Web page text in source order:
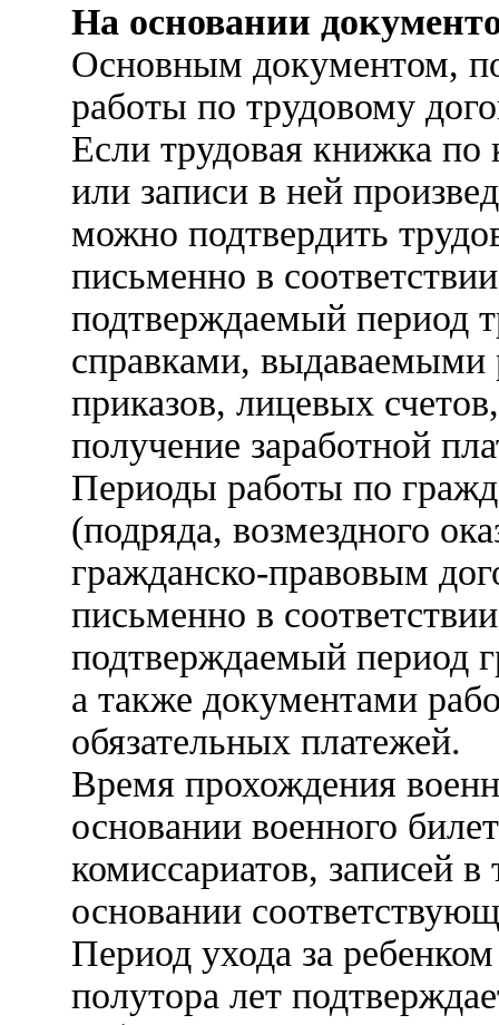
На основании
Основным документом,
работы по трудовому
Если трудовая книжка по
или записи в ней
можно подтвердить
письменно в
подтверждаемый период
справками, выдаваемыми
приказов, лицевых
получение заработной
Периоды работы по
(подряда, возмездного
гражданско-правовым
письменно в
подтверждаемый период
а также документами
обязательных платежей.
Время прохождения
основании военного
комиссариатов, записей
основании
Период ухода за
полутора лет